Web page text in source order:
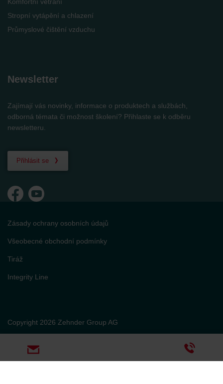
Komfortní větrání
Stropní vytápění a chlazení
Průmyslové čištění vzduchu
Newsletter
Zajímají vás novinky, informace o produktech a službách,
odborná témata či možnost školení? Přihlaste se k odběru
newsletteru.
Přihlásit se
Copyright 2026 Zehnder Group AG
Zásady ochrany osobních údajů
Všeobecné obchodní podmínky
Tiráž
Integrity Line